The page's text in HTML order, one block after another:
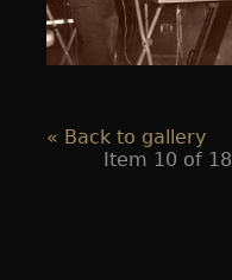
« Back to gallery
Item 10 of 18